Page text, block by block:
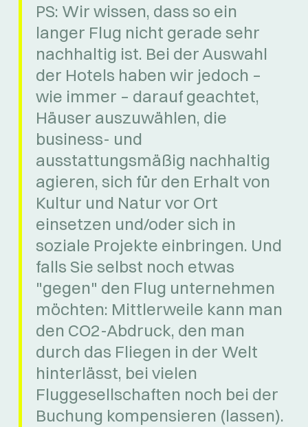
PS: Wir wissen, dass so ein
langer Flug nicht gerade sehr
nachhaltig ist. Bei der Auswahl
der Hotels haben wir jedoch –
wie immer – darauf geachtet,
Häuser auszuwählen, die
business- und
ausstattungsmäßig nachhaltig
agieren, sich für den Erhalt von
Kultur und Natur vor Ort
einsetzen und/oder sich in
soziale Projekte einbringen. Und
falls Sie selbst noch etwas
"gegen" den Flug unternehmen
möchten: Mittlerweile kann man
den CO2-Abdruck, den man
durch das Fliegen in der Welt
hinterlässt, bei vielen
Fluggesellschaften noch bei der
Buchung kompensieren (lassen).